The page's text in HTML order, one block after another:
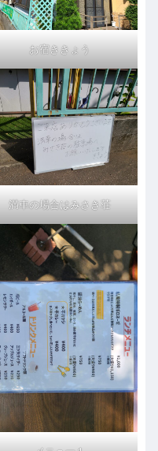
お宿ききょう
満車の場合はみさき荘